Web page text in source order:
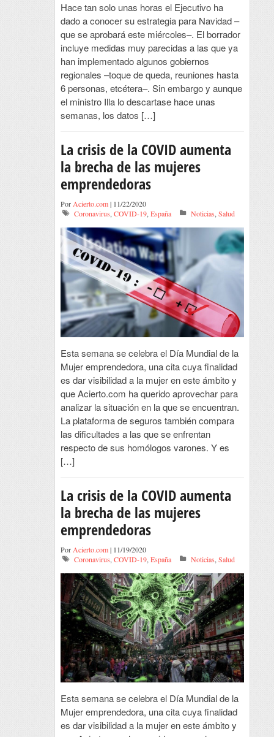
Hace tan solo unas horas el Ejecutivo ha
dado a conocer su estrategia para Navidad –
que se aprobará este miércoles–. El borrador
incluye medidas muy parecidas a las que ya
han implementado algunos gobiernos
regionales –toque de queda, reuniones hasta
6 personas, etcétera–. Sin embargo y aunque
el ministro Illa lo descartase hace unas
semanas, los datos […]
La crisis de la COVID aumenta
la brecha de las mujeres
emprendedoras
Por Acierto.com| 11/22/2020
Coronavirus, COVID-19, España Noticias, Salud
Esta semana se celebra el Día Mundial de la
Mujer emprendedora, una cita cuya finalidad
es dar visibilidad a la mujer en este ámbito y
que Acierto.com ha querido aprovechar para
analizar la situación en la que se encuentran.
La plataforma de seguros también compara
las dificultades a las que se enfrentan
respecto de sus homólogos varones. Y es
[…]
La crisis de la COVID aumenta
la brecha de las mujeres
emprendedoras
Por Acierto.com| 11/19/2020
Coronavirus, COVID-19, España Noticias, Salud
Esta semana se celebra el Día Mundial de la
Mujer emprendedora, una cita cuya finalidad
es dar visibilidad a la mujer en este ámbito y